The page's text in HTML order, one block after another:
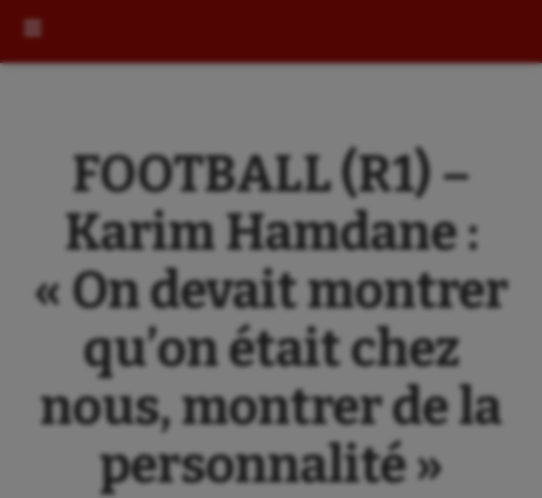
FOOTBALL (R1) –
Karim Hamdane :
« On devait montrer
qu’on était chez
nous, montrer de la
personnalité »